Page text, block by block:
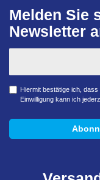
Melden Sie
Newsletter
Hiermit bestätige ich, dass
Einwilligung kann ich